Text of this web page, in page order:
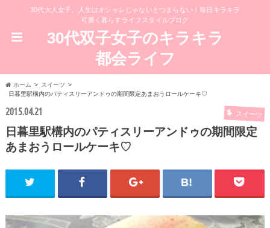
30代大人女子、人生はオシャレじゃないとつまらない！毎日キラキラ
可愛く暮らすライフスタイルブログ
30代双子女子のキラキラ
都会ライフ
ホーム
スイーツ
日暮里駅構内のパティスリーアンドゥの期間限定あまおうロールケーキ♡
2015.04.21 スイーツ
日暮里駅構内のパティスリーアンドゥの期間限定
あまおうロールケーキ♡